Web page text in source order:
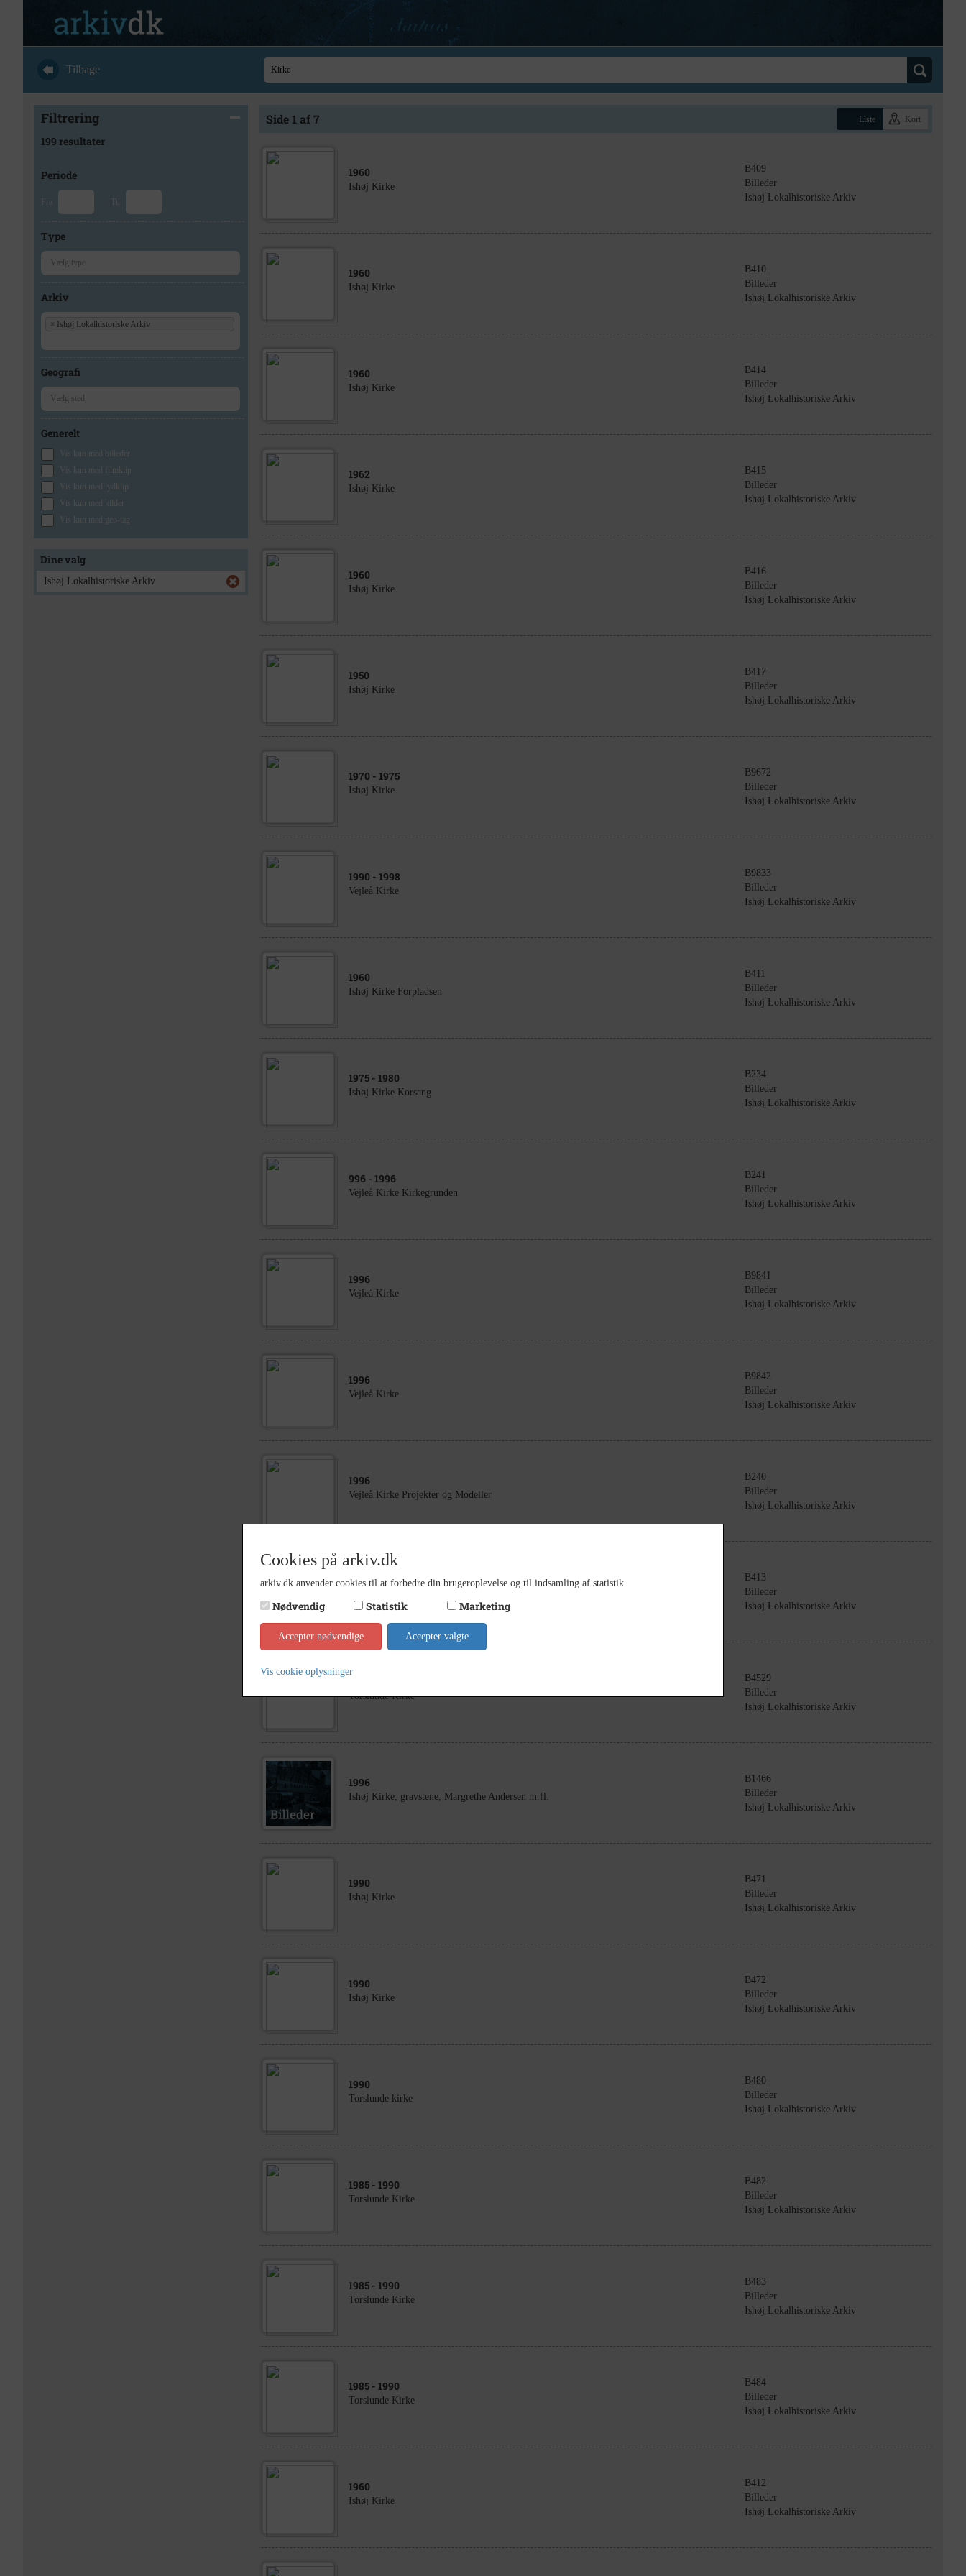
Tilbage
Filtrering
199 resultater
Periode
Fra Til
Type
Arkiv
× Ishøj Lokalhistoriske Arkiv
Geografi
Generelt
Vis kun med billeder
Vis kun med filmklip
Vis kun med lydklip
Vis kun med kilder
Vis kun med geo-tag
Dine valg
Ishøj Lokalhistoriske Arkiv
Side 1 af 7 Liste Kort
1960
Ishøj Kirke
B409
Billeder
Ishøj Lokalhistoriske Arkiv
1960
Ishøj Kirke
B410
Billeder
Ishøj Lokalhistoriske Arkiv
1960
Ishøj Kirke
B414
Billeder
Ishøj Lokalhistoriske Arkiv
1962
Ishøj Kirke
B415
Billeder
Ishøj Lokalhistoriske Arkiv
1960
Ishøj Kirke
B416
Billeder
Ishøj Lokalhistoriske Arkiv
1950
Ishøj Kirke
B417
Billeder
Ishøj Lokalhistoriske Arkiv
1970 - 1975
Ishøj Kirke
B9672
Billeder
Ishøj Lokalhistoriske Arkiv
1990 - 1998
Vejleå Kirke
B9833
Billeder
Ishøj Lokalhistoriske Arkiv
1960
Ishøj Kirke Forpladsen
B411
Billeder
Ishøj Lokalhistoriske Arkiv
1975 - 1980
Ishøj Kirke Korsang
B234
Billeder
Ishøj Lokalhistoriske Arkiv
996 - 1996
Vejleå Kirke Kirkegrunden
B241
Billeder
Ishøj Lokalhistoriske Arkiv
1996
Vejleå Kirke
B9841
Billeder
Ishøj Lokalhistoriske Arkiv
1996
Vejleå Kirke
B9842
Billeder
Ishøj Lokalhistoriske Arkiv
1996
Vejleå Kirke Projekter og Modeller
B240
Billeder
Ishøj Lokalhistoriske Arkiv
1962
B413
Billeder
Ishøj Lokalhistoriske Arkiv
Torslunde Kirke
B4529
Billeder
Ishøj Lokalhistoriske Arkiv
1996
Ishøj Kirke, gravstene, Margrethe Andersen m.fl.
B1466
Billeder
Ishøj Lokalhistoriske Arkiv
1990
Ishøj Kirke
B471
Billeder
Ishøj Lokalhistoriske Arkiv
1990
Ishøj Kirke
B472
Billeder
Ishøj Lokalhistoriske Arkiv
1990
Torslunde kirke
B480
Billeder
Ishøj Lokalhistoriske Arkiv
1985 - 1990
Torslunde Kirke
B482
Billeder
Ishøj Lokalhistoriske Arkiv
1985 - 1990
Torslunde Kirke
B483
Billeder
Ishøj Lokalhistoriske Arkiv
1985 - 1990
Torslunde Kirke
B484
Billeder
Ishøj Lokalhistoriske Arkiv
1960
Ishøj Kirke
B412
Billeder
Ishøj Lokalhistoriske Arkiv
Cookies på arkiv.dk
arkiv.dk anvender cookies til at forbedre din brugeroplevelse og til indsamling af statistik.
Nødvendig Statistik Marketing
Accepter nødvendige Accepter valgte
Vis cookie oplysninger